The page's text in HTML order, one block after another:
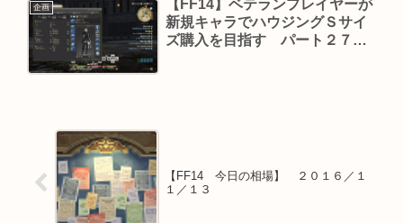
企画
【FF14】ベテランプレイヤーが
新規キャラでハウジングＳサイ
ズ購入を目指す パート２７
【FF14 今日の相場】 ２０１６／１
１／１３